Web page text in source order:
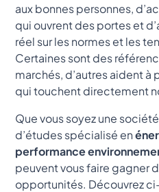
aux bonnes personnes,
qui ouvrent des portes et
réel sur les normes et les
Certaines sont des
marchés, d’autres aident à
qui touchent directement
Que vous soyez une
d’études spécialisé en
performance
peuvent vous faire gagner
opportunités. Découvrez